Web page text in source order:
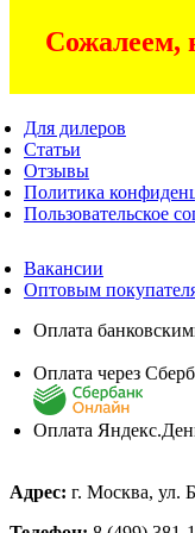
Сожалеем,
Для дилеров
Статьи
Отзывы
Политика
Пользовательское
Вакансии
Оптовым
Оплата
Оплата через
Оплата
Адрес: г. Москва, ул.